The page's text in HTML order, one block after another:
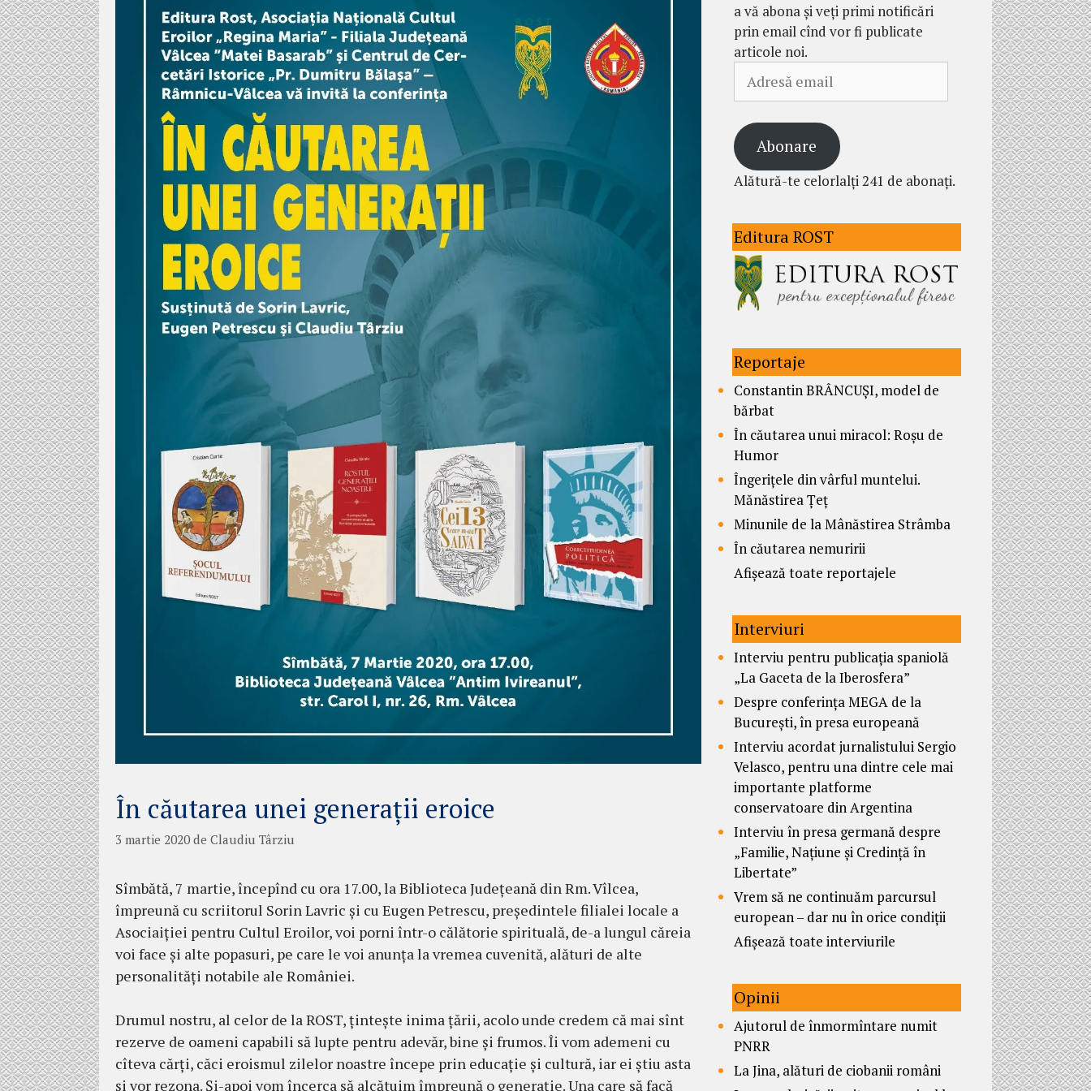
În căutarea unei generații eroice
3 martie 2020 de Claudiu Târziu
Sîmbătă, 7 martie, începînd cu ora 17.00, la Biblioteca Județeană din Rm. Vîlcea,
împreună cu scriitorul Sorin Lavric și cu Eugen Petrescu, președintele filialei locale a
Asociaiției pentru Cultul Eroilor, voi porni într-o călătorie spirituală, de-a lungul căreia
voi face și alte popasuri, pe care le voi anunța la vremea cuvenită, alături de alte
personalități notabile ale României.
Drumul nostru, al celor de la ROST, țintește inima țării, acolo unde credem că mai sînt
rezerve de oameni capabili să lupte pentru adevăr, bine și frumos. Îi vom ademeni cu
cîteva cărți, căci eroismul zilelor noastre începe prin educație și cultură, iar ei știu asta
și vor rezona. Și-apoi vom încerca să alcătuim împreună o generație. Una care să facă
a vă abona și veți primi notificări
prin email cînd vor fi publicate
articole noi.
email
Abonare
Alătură-te celorlalți 241 de abonați.
Editura ROST
Reportaje
Constantin BRÂNCUȘI, model de
bărbat
În căutarea unui miracol: Roșu de
Humor
Îngerițele din vârful muntelui.
Mănăstirea Țeț
Minunile de la Mânăstirea Strâmba
În căutarea nemuririi
Afișează toate reportajele
Interviuri
Interviu pentru publicația spaniolă
„La Gaceta de la Iberosfera”
Despre conferința MEGA de la
București, în presa europeană
Interviu acordat jurnalistului Sergio
Velasco, pentru una dintre cele mai
importante platforme
conservatoare din Argentina
Interviu în presa germană despre
„Familie, Națiune și Credință în
Libertate”
Vrem să ne continuăm parcursul
european – dar nu în orice condiții
Afișează toate interviurile
Opinii
Ajutorul de înmormîntare numit
PNRR
La Jina, alături de ciobanii români